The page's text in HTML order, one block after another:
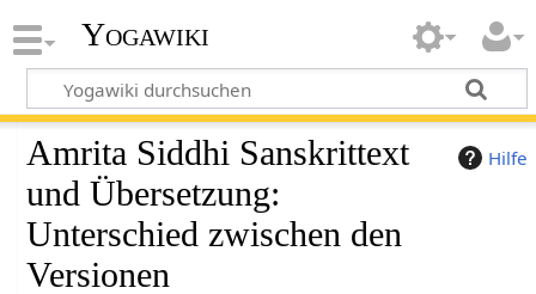
Yogawiki
Hilfe
Amrita Siddhi Sanskrittext
und Übersetzung:
Unterschied zwischen den
Versionen